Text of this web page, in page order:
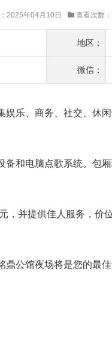
2025年04月10日 查看次数
地区：
微信：
乐、商务、社交、休
和电脑点歌系统。包
，并提供佳人服务，价
公馆夜场将是您的最